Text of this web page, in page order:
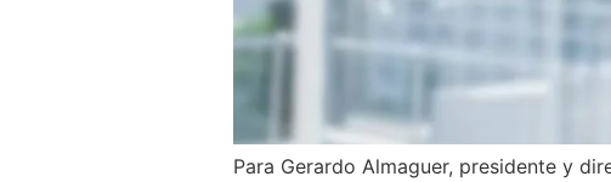
Para Gerardo Almaguer, presidente y